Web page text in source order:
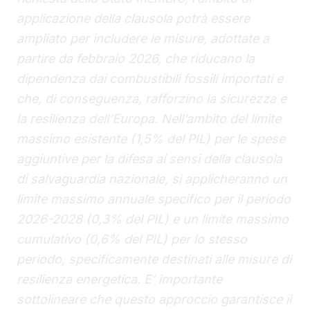
applicazione della clausola potrà essere
ampliato per includere le misure, adottate a
partire da febbraio 2026, che riducano la
dipendenza dai combustibili fossili importati e
che, di conseguenza, rafforzino la sicurezza e
la resilienza dell’Europa. Nell’ambito del limite
massimo esistente (1,5% del PIL) per le spese
aggiuntive per la difesa ai sensi della clausola
di salvaguardia nazionale, si applicheranno un
limite massimo annuale specifico per il periodo
2026-2028 (0,3% del PIL) e un limite massimo
cumulativo (0,6% del PIL) per lo stesso
periodo, specificamente destinati alle misure di
resilienza energetica. E’ importante
sottolineare che questo approccio garantisce il